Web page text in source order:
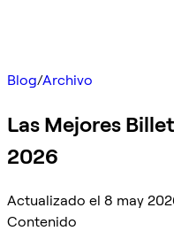
Blog/Archivo
Las Mejores
2026
Actualizado el 8 may
Contenido